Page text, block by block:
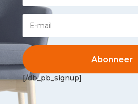
Abonneer
[/db_pb_signup]